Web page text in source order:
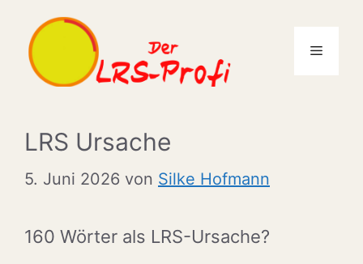
Inhalt
springen
Menü
LRS Ursache
5. Juni 2026 von Silke Hofmann
160 Wörter als LRS-Ursache?